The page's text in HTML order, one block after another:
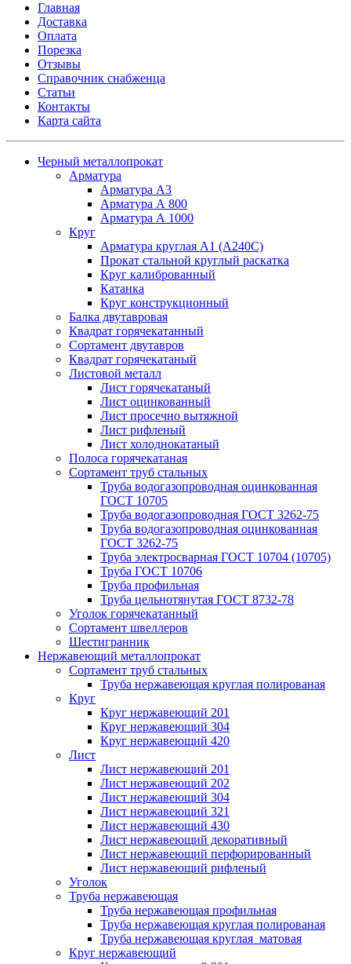
Главная
Доставка
Оплата
Порезка
Отзывы
Справочник снабженца
Статьи
Контакты
Карта сайта
Черный металлопрокат
Арматура
Арматура А3
Арматура А 800
Арматура А 1000
Круг
Арматура круглая А1 (А240C)
Прокат стальной круглый раскатка
Круг калиброванный
Катанка
Круг конструкционный
Балка двутавровая
Квадрат горячекатанный
Сортамент двутавров
Квадрат горячекатаный
Листовой металл
Лист горячекатаный
Лист оцинкованный
Лист просечно вытяжной
Лист рифленый
Лист холоднокатаный
Полоса горячекатаная
Сортамент труб стальных
Труба водогазопроводная оцинкованная
ГОСТ 10705
Труба водогазопроводная ГОСТ 3262-75
Труба водогазопроводная оцинкованная
ГОСТ 3262-75
Труба электросварная ГОСТ 10704 (10705)
Труба ГОСТ 10706
Труба профильная
Труба цельнотянутая ГОСТ 8732-78
Уголок горячекатанный
Сортамент швеллеров
Шестигранник
Нержавеющий металлопрокат
Сортамент труб стальных
Труба нержавеющая круглая полированая
Круг
Круг нержавеющий 201
Круг нержавеющий 304
Круг нержавеющий 420
Лист
Лист нержавеющий 201
Лист нержавеющий 202
Лист нержавеющий 304
Лист нержавеющий 321
Лист нержавеющий 430
Лист нержавеющий декоративный
Лист нержавеющий перфорированный
Лист нержавеющий рифленый
Уголок
Труба нержавеющая
Труба нержавеющая профильная
Труба нержавеющая круглая полированая
Труба нержавеющая круглая матовая
Круг нержавеющий